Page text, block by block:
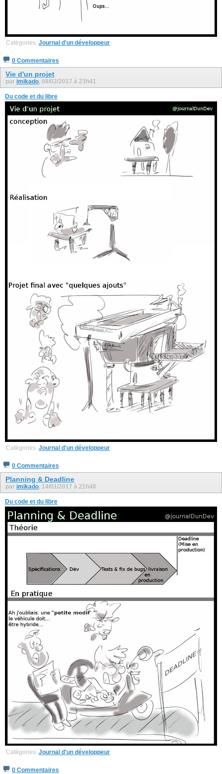
Catégories: Journal d'un développeur
0 Commentaires
Vie d'un projet
par imikado, 08/02/2017 à 23h41
Du code et du libre
Catégories: Journal d'un développeur
0 Commentaires
Planning & Deadline
par imikado, 14/01/2017 à 21h48
Du code et du libre
Catégories: Journal d'un développeur
0 Commentaires